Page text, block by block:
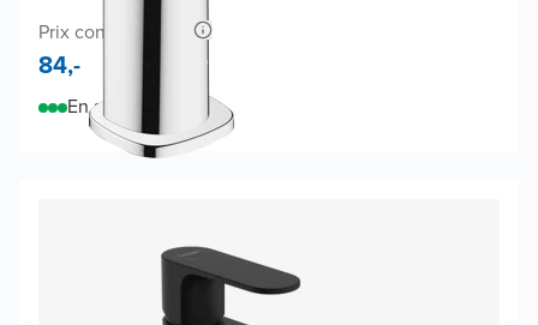
Prix conseillé 155,-
84,-
En stock